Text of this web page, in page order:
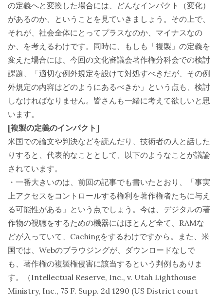
の定義へと変換した場合には、どんなインパクト（変化）
があるのか、ということを見ていきましょう。その上で、
それが、社会全体にとってプラスなのか、マイナスなの
か、を考えるわけです。同時に、もしも「複製」の定義を
変えた場合には、今回の文化審議会著作権分科会での検討
課題、「適切な例外規定を設けて対処すべきだが、その例
外規定の内容はどのようにあるべきか」という点も、検討
しなければなりません。皆さんも一緒に考えて欲しいと思
います。
[複製の定義のインパクト]
米国での論文や判決などを読んだり、技術者の人と話した
りすると、代表的なこととして、以下のようなことが議論
されています。
・一番大きいのは、前回の記事でも書いたとおり、「事実
上アクセスをコントロールする権利を著作権者たちに与え
る可能性がある」という点でしょう。今は、デジタルの著
作物の視聴をするための機器にはほとんど全て、RAMな
どが入っていて、Cachingをするわけですから。また、米
国では、Webのブラウジングが、ダウンロードなしで
も、著作権の複製権侵害に該当するという判例もありま
す。（Intellectual Reserve, Inc., v. Utah Lighthouse
Ministry, Inc., 75 F. Supp. 2d 1290 (US District court